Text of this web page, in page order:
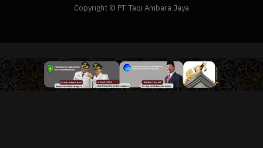
Copyright © PT. Taqi Ambara Jaya